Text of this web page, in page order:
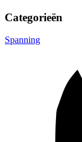
Categorieën
Spanning